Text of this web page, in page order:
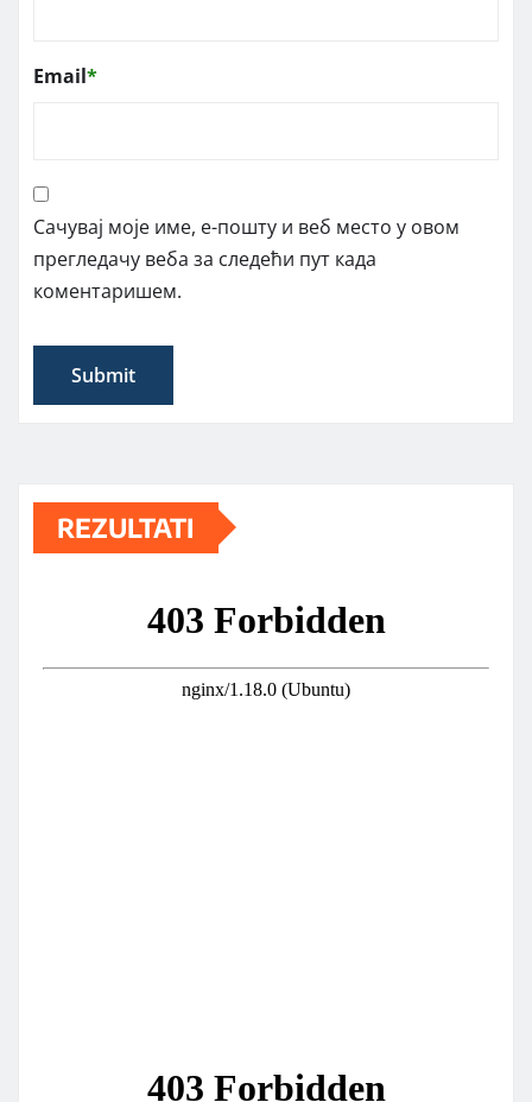
Email*
Сачувај моје име, е-пошту и веб место у овом
прегледачу веба за следећи пут када
коментаришем.
REZULTATI